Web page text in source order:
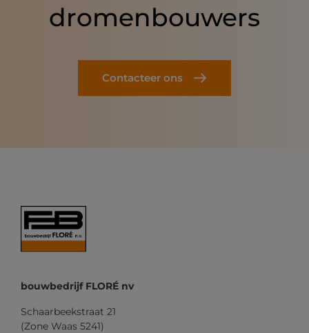
dromenbouwers
Contacteer ons
bouwbedrijf FLORÉ nv
Schaarbeekstraat 21
(Zone Waas 5241)